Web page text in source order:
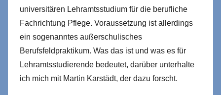
universitären Lehramtsstudium für die berufliche
Fachrichtung Pflege. Voraussetzung ist allerdings
ein sogenanntes außerschulisches
Berufsfeldpraktikum. Was das ist und was es für
Lehramtsstudierende bedeutet, darüber unterhalte
ich mich mit Martin Karstädt, der dazu forscht.